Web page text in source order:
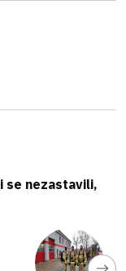
se nezastavili,